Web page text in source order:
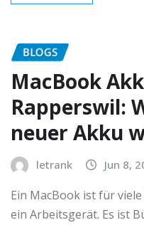
BLOGS
MacBook
Rapperswil:
neuer Akku
letrank Jun 8,
Ein MacBook ist für
ein Arbeitsgerät. Es ist